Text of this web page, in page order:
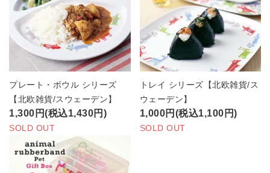
プレート・ボウル シリーズ
【北欧雑貨/スウェーデン】
1,300円(税込1,430円)
SOLD OUT
トレイ シリーズ【北欧雑貨/ス
ウェーデン】
1,000円(税込1,100円)
SOLD OUT